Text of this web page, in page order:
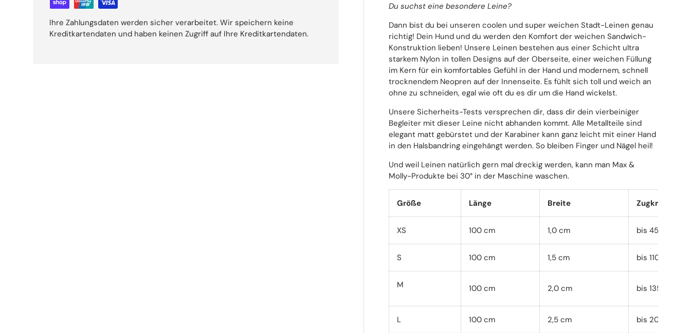
Du suchst eine besondere Leine?
Dann bist du bei unseren coolen und super weichen Stadt-Leinen genau
richtig! Dein Hund und du werden den Komfort der weichen Sandwich-
Konstruktion lieben! Unsere Leinen bestehen aus einer Schicht ultra
starkem Nylon in tollen Designs auf der Oberseite, einer weichen Füllung
im Kern für ein komfortables Gefühl in der Hand und modernem, schnell
trocknendem Neopren auf der Innenseite. Es fühlt sich toll und weich an
ohne zu schneiden, egal wie oft du es dir um die Hand wickelst.
Unsere Sicherheits-Tests versprechen dir, dass dir dein vierbeiniger
Begleiter mit dieser Leine nicht abhanden kommt. Alle Metallteile sind
elegant matt gebürstet und der Karabiner kann ganz leicht mit einer Hand
in den Halsbandring eingehängt werden. So bleiben Finger und Nägel heil!
Und weil Leinen natürlich gern mal dreckig werden, kann man Max &
Molly-Produkte bei 30° in der Maschine waschen.
Größe Länge Breite Zugkraft (in
XS 100 cm 1,0 cm bis 45 kg
S 100 cm 1,5 cm bis 110 kg
M 100 cm 2,0 cm bis 135 kg
L 100 cm 2,5 cm
bis 200 kg
Ihre Zahlungsdaten werden sicher verarbeitet. Wir speichern keine
Kreditkartendaten und haben keinen Zugriff auf Ihre Kreditkartendaten.